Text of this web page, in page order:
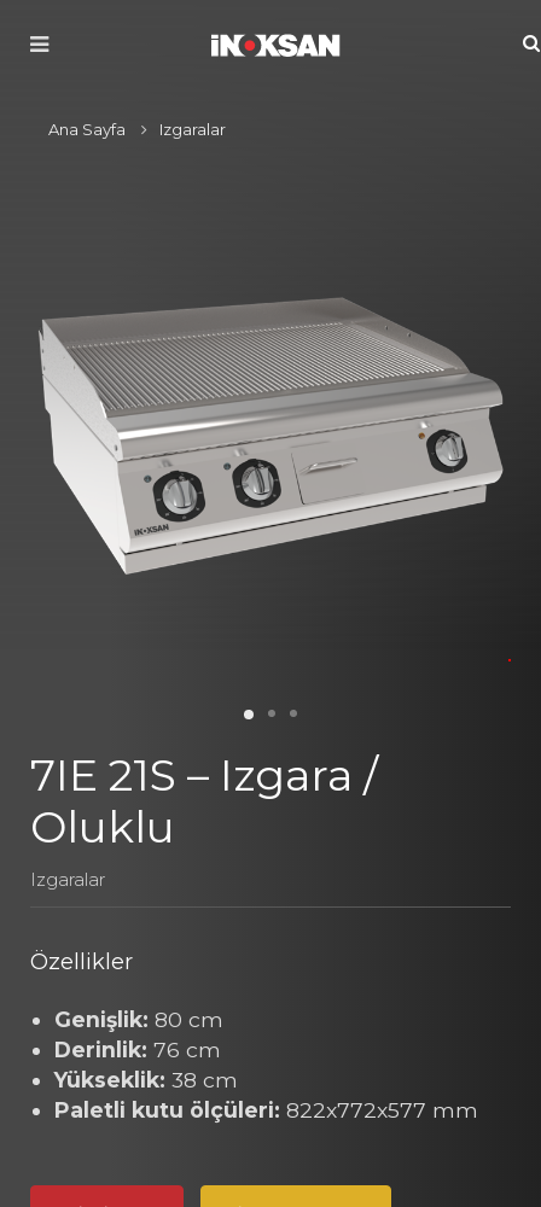
Ana Sayfa Izgaralar
7IE 21S – Izgara /
Oluklu
Izgaralar
Özellikler
Genişlik: 80 cm
Derinlik: 76 cm
Yükseklik: 38 cm
Paletli kutu ölçüleri: 822x772x577 mm